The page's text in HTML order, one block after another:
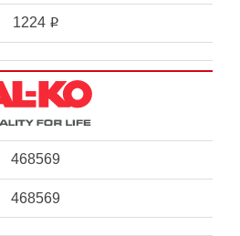
1224 i
468569
468569